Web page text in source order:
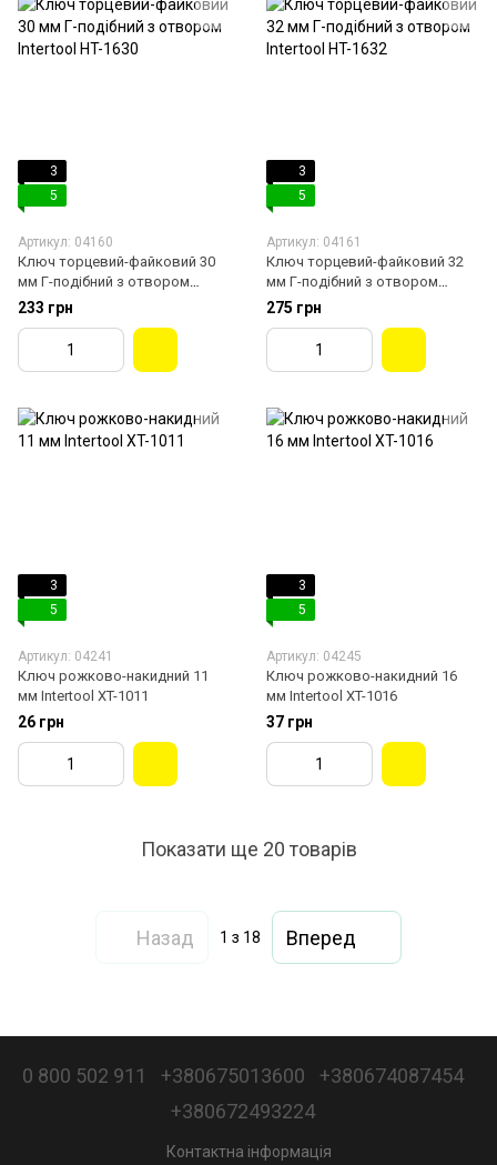
3
5
Артикул: 04160
Ключ торцевий-файковий 30
мм Г-подібний з отвором
Intertool HT-1630
233 грн
3
5
Артикул: 04161
Ключ торцевий-файковий 32
мм Г-подібний з отвором
Intertool HT-1632
275 грн
3
5
Артикул: 04241
Ключ рожково-накидний 11
мм Intertool XT-1011
26 грн
3
5
Артикул: 04245
Ключ рожково-накидний 16
мм Intertool XT-1016
37 грн
Показати ще 20 товарів
Назад 1 з 18 Вперед
0 800 502 911 +380675013600
+380674087454
+380672493224
Контактна інформація